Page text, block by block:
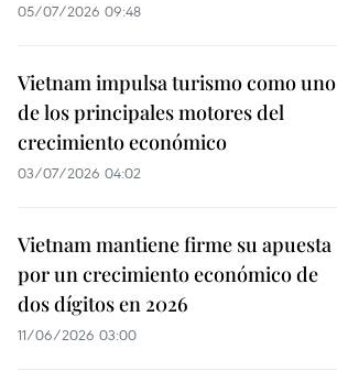
05/07/2026 09:48
Vietnam impulsa turismo como uno
de los principales motores del
crecimiento económico
03/07/2026 04:02
Vietnam mantiene firme su apuesta
por un crecimiento económico de
dos dígitos en 2026
11/06/2026 03:00